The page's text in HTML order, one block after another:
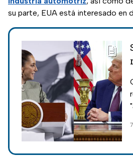
su parte, EUA está interesado en